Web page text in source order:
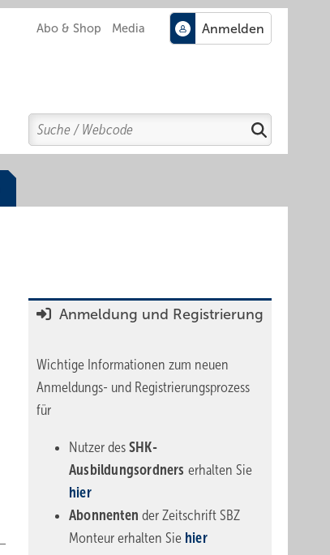
Abo & Shop Media
Search
Suchen
Anmeldung und Registrierung
Wichtige Informationen zum neuen
Anmeldungs- und Registrierungsprozess
für
Nutzer des SHK-
Ausbildungsordners erhalten Sie
hier
Abonnentender Zeitschrift SBZ
Monteur erhalten Sie hier